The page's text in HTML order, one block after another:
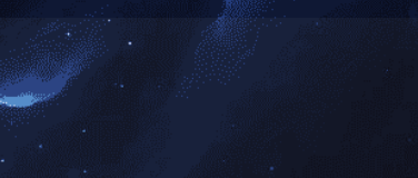
资讯中心 技术实力